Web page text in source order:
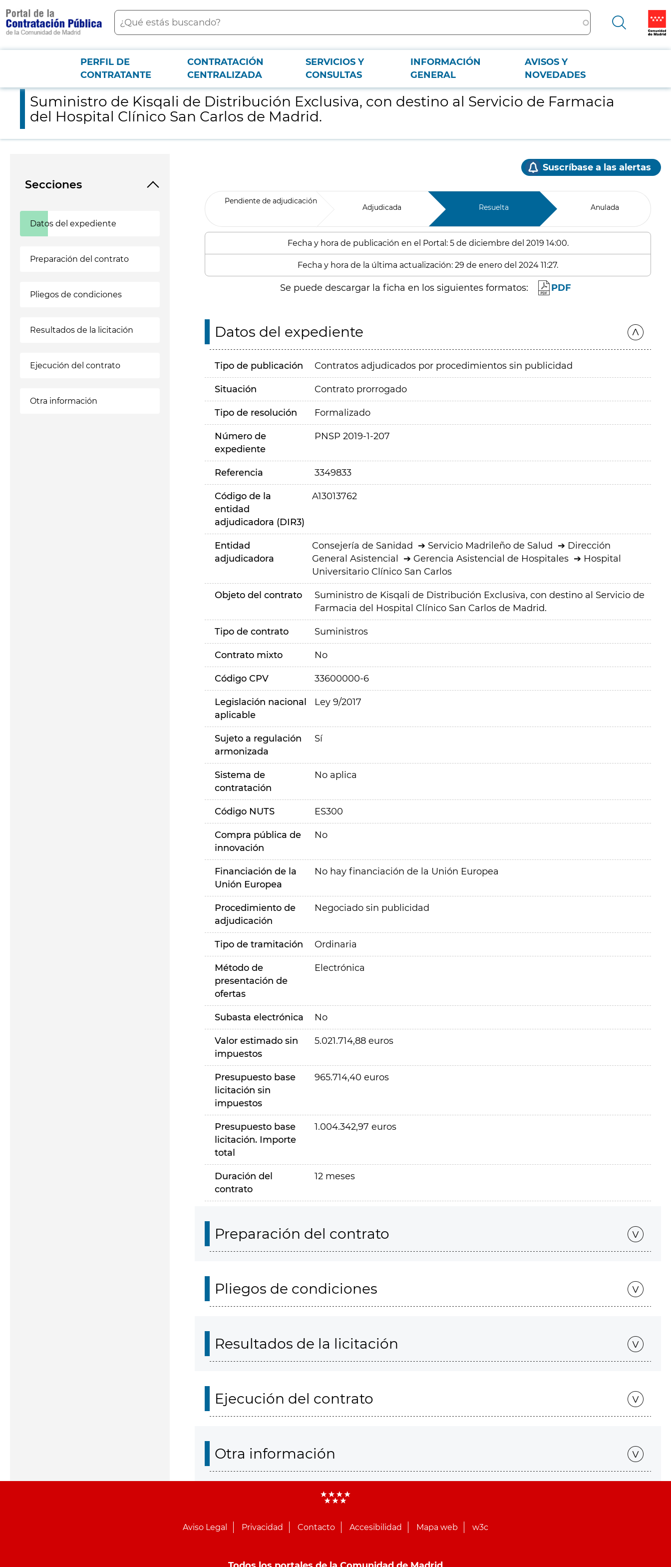
contenido
principal
Buscar
Menú PCON
PERFIL DE
CONTRATANTE
CONTRATACIÓN
CENTRALIZADA
SERVICIOS Y
CONSULTAS
INFORMACIÓN
GENERAL
AVISOS Y
NOVEDADES
Suministro de Kisqali de Distribución Exclusiva, con destino al Servicio de Farmacia del Hospital Clínico San Carlos de Madrid.
Suministro de Kisqali de Distribución Exclusiva, con destino al Servicio de Farmacia
del Hospital Clínico San Carlos de Madrid.
Secciones
Datos del expediente
Preparación del contrato
Pliegos de condiciones
Resultados de la licitación
Ejecución del contrato
Otra información
Suscríbase a las alertas
Pendiente de adjudicación
Adjudicada Resuelta Anulada
Fecha y hora de publicación en el Portal: 5 de diciembre del 2019 14:00.
Fecha y hora de la última actualización: 29 de enero del 2024 11:27.
Se puede descargar la ficha en los siguientes formatos: PDF
Datos del expediente
Tipo de publicación Contratos adjudicados por procedimientos sin publicidad
Situación Contrato prorrogado
Tipo de resolución Formalizado
Número de
expediente
PNSP 2019-1-207
Referencia 3349833
Código de la
entidad
adjudicadora (DIR3)
A13013762
Entidad
adjudicadora
Consejería de Sanidad Servicio Madrileño de Salud
Dirección
General Asistencial
Gerencia Asistencial de Hospitales
Hospital
Universitario Clínico San Carlos
Objeto del contrato
Suministro de Kisqali de Distribución Exclusiva, con destino al Servicio de
Farmacia del Hospital Clínico San Carlos de Madrid.
Tipo de contrato Suministros
Contrato mixto No
Código CPV 33600000-6
Legislación nacional
aplicable
Ley 9/2017
Sujeto a regulación
armonizada
Sí
Sistema de
contratación
No aplica
Código NUTS ES300
Compra pública de
innovación
No
Financiación de la
Unión Europea
No hay financiación de la Unión Europea
Procedimiento de
adjudicación
Negociado sin publicidad
Tipo de tramitación Ordinaria
Método de
presentación de
ofertas
Electrónica
Subasta electrónica No
Valor estimado sin
impuestos
5.021.714,88 euros
Presupuesto base
licitación sin
impuestos
965.714,40 euros
Presupuesto base
licitación. Importe
total
1.004.342,97 euros
Duración del
contrato
12 meses
Preparación del contrato
Pliegos de condiciones
Resultados de la licitación
Ejecución del contrato
Otra información
Aviso Legal Privacidad Contacto Accesibilidad Mapa web w3c